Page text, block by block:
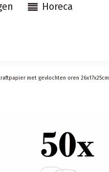
Horeca
met gevlochten oren 26x17x25cm